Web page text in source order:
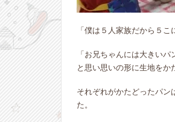
「僕は５人家族だから５
「お兄ちゃんには大きい
と思い思いの形に生地を
それぞれがかたどったパ
た。